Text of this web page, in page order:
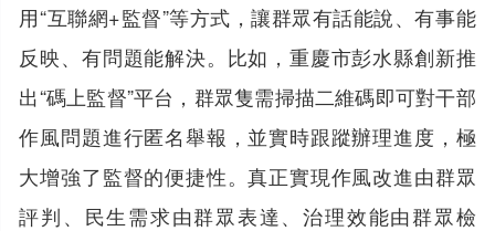
用“互聯網+監督”等方式，讓群眾有話能說、有事能
反映、有問題能解決。比如，重慶市彭水縣創新推
出“碼上監督”平台，群眾隻需掃描二維碼即可對干部
作風問題進行匿名舉報，並實時跟蹤辦理進度，極
大增強了監督的便捷性。真正實現作風改進由群眾
評判、民生需求由群眾表達、治理效能由群眾檢